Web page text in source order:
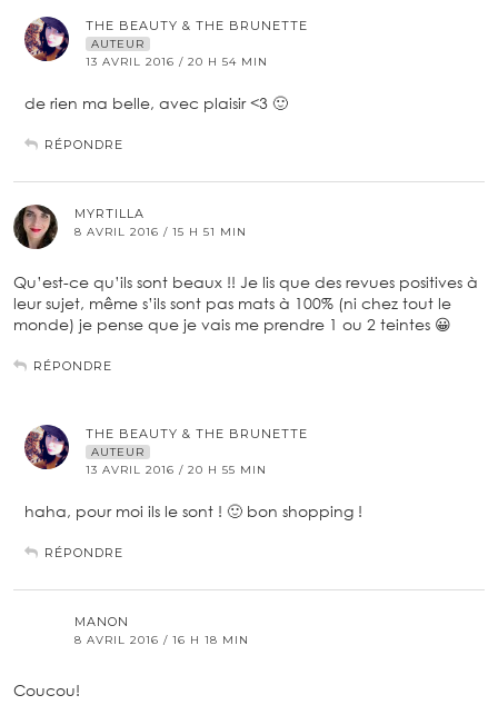
THE BEAUTY & THE BRUNETTE
AUTEUR
13 AVRIL 2016 / 20 H 54 MIN
de rien ma belle, avec plaisir <3 🙂
RÉPONDRE
MYRTILLA
8 AVRIL 2016 / 15 H 51 MIN
Qu’est-ce qu’ils sont beaux !! Je lis que des revues positives à
leur sujet, même s’ils sont pas mats à 100% (ni chez tout le
monde) je pense que je vais me prendre 1 ou 2 teintes 😀
RÉPONDRE
THE BEAUTY & THE BRUNETTE
AUTEUR
13 AVRIL 2016 / 20 H 55 MIN
haha, pour moi ils le sont ! 🙂 bon shopping !
RÉPONDRE
MANON
8 AVRIL 2016 / 16 H 18 MIN
Coucou!